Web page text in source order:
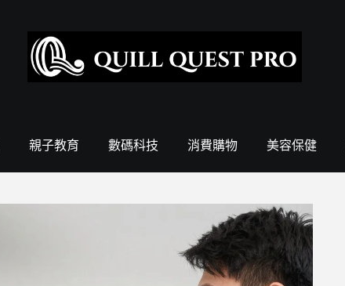
親子教育 數碼科技 消費購物 美容保健